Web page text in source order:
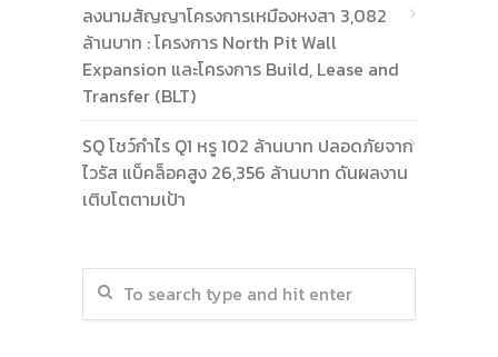
ลงนามสัญญาโครงการเหมืองหงสา 3,082
ล้านบาท : โครงการ North Pit Wall
Expansion และโครงการ Build, Lease and
Transfer (BLT)
SQ โชว์กำไร Q1 หรู 102 ล้านบาท ปลอดภัยจาก
ไวรัส แบ็คล็อคสูง 26,356 ล้านบาท ดันผลงาน
เติบโตตามเป้า